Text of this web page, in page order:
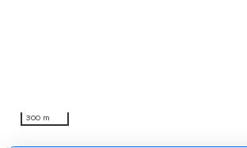
300 m